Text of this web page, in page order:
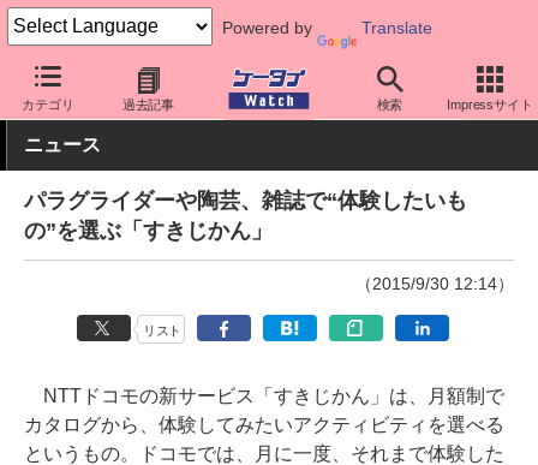
Powered by Translate
カテゴリ 過去記事 検索 Impressサイト
ケータイ Watch キャリア ドコモ アプリ・サービス
ニュース
パラグライダーや陶芸、雑誌で“体験したいも
の”を選ぶ「すきじかん」
（2015/9/30 12:14）
リスト
NTTドコモの新サービス「すきじかん」は、月額制で
カタログから、体験してみたいアクティビティを選べる
というもの。ドコモでは、月に一度、それまで体験した